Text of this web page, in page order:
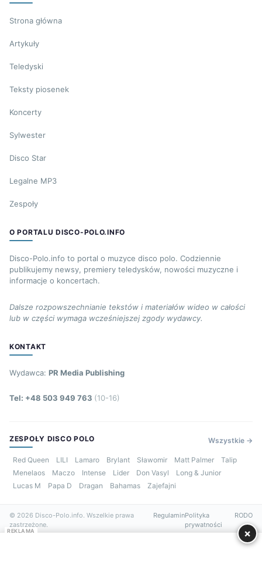
Strona główna
Artykuły
Teledyski
Teksty piosenek
Koncerty
Sylwester
Disco Star
Legalne MP3
Zespoły
O PORTALU DISCO-POLO.INFO
Disco-Polo.info to portal o muzyce disco polo. Codziennie
publikujemy newsy, premiery teledysków, nowości muzyczne i
informacje o koncertach.
Dalsze rozpowszechnianie tekstów i materiałów wideo w całości
lub w części wymaga wcześniejszej zgody wydawcy.
KONTAKT
Wydawca: PR Media Publishing
Tel: +48 503 949 763 (10-16)
ZESPOŁY DISCO POLO Wszystkie →
Red Queen LILI Lamaro Brylant Sławomir Matt Palmer
Talip
Menelaos
Maczo Intense Lider Don Vasyl
Long & Junior
Lucas M
Papa D Dragan Bahamas Zajefajni
© 2026 Disco-Polo.info. Wszelkie prawa
zastrzeżone.
RegulaminPolityka
prywatności
RODO
REKLAMA ×